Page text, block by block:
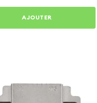
AJOUTER